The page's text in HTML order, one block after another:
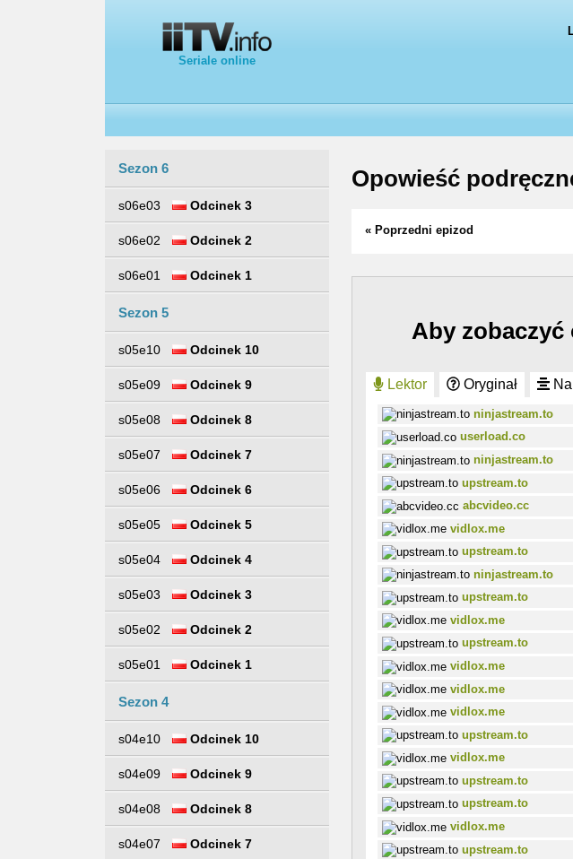
Seriale online
Sezon 6
s06e03 Odcinek 3
s06e02 Odcinek 2
s06e01 Odcinek 1
Sezon 5
s05e10 Odcinek 10
s05e09 Odcinek 9
s05e08 Odcinek 8
s05e07 Odcinek 7
s05e06 Odcinek 6
s05e05 Odcinek 5
s05e04 Odcinek 4
s05e03 Odcinek 3
s05e02 Odcinek 2
s05e01 Odcinek 1
Sezon 4
s04e10 Odcinek 10
s04e09 Odcinek 9
s04e08 Odcinek 8
s04e07 Odcinek 7
Opowieść
« Poprzedni epizod
Aby
Lektor Oryginał
ninjastream.to
userload.co
ninjastream.to
upstream.to
abcvideo.cc
vidlox.me
upstream.to
ninjastream.to
upstream.to
vidlox.me
upstream.to
vidlox.me
vidlox.me
vidlox.me
upstream.to
vidlox.me
upstream.to
upstream.to
vidlox.me
upstream.to